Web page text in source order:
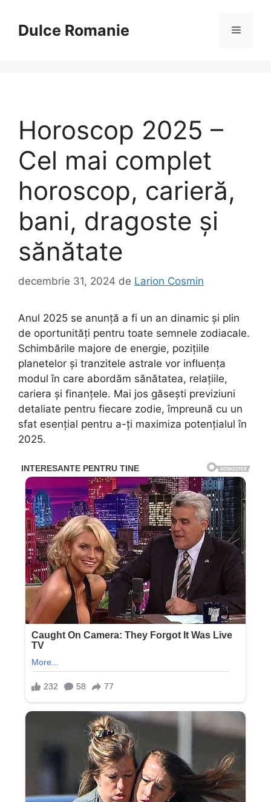
conținutDulce Romanie Meniu
Horoscop 2025 –
Cel mai complet
horoscop, carieră,
bani, dragoste și
sănătate
decembrie 31, 2024 de Larion Cosmin
Anul 2025 se anunță a fi un an dinamic și plin
de oportunități pentru toate semnele zodiacale.
Schimbările majore de energie, pozițiile
planetelor și tranzitele astrale vor influența
modul în care abordăm sănătatea, relațiile,
cariera și finanțele. Mai jos găsești previziuni
detaliate pentru fiecare zodie, împreună cu un
sfat esențial pentru a-ți maximiza potențialul în
2025.